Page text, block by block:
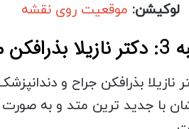
لوکیشن: موقعیت روی نقشه
دندان شیراز
نازیلا بذرافکن جراح و
با جدید ترین متد و به